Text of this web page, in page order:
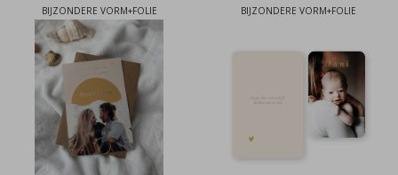
BIJZONDERE VORM+FOLIE BIJZONDERE VORM+FOLIE